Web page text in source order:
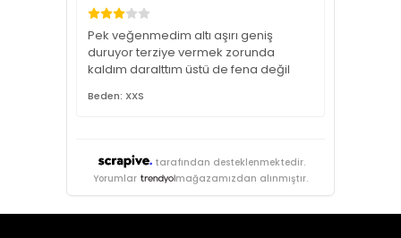
Pek veğenmedim altı aşırı geniş
duruyor terziye vermek zorunda
kaldım daralttım üstü de fena değil
Beden: XXS
tarafından desteklenmektedir.
Yorumlar
mağazamızdan alınmıştır.